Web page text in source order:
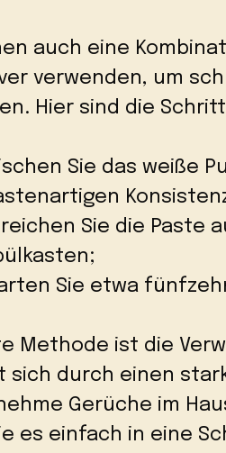
auch eine
verwenden, um
Hier sind die
Sie das weiße
Sie die Paste
Sie etwa
Methode ist die
sich durch einen
Gerüche im
es einfach in eine